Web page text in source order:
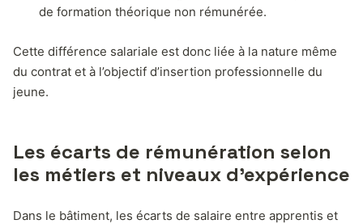
de formation théorique non rémunérée.
Cette différence salariale est donc liée à la nature même
du contrat et à l’objectif d’insertion professionnelle du
jeune.
Les écarts de rémunération selon
les métiers et niveaux d’expérience
Dans le bâtiment, les écarts de salaire entre apprentis et